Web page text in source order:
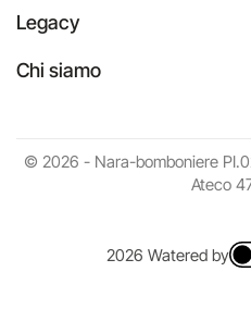
Legacy
Chi siamo
© 2026 - Nara-bomboniere
Ateco
2026 Watered by